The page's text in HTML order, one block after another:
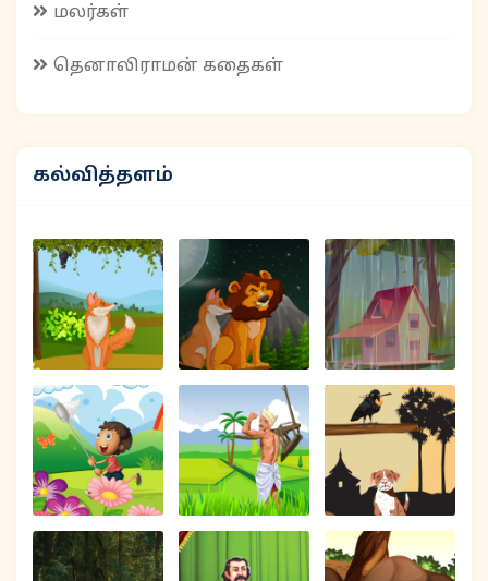
மலர்கள்
தெனாலிராமன் கதைகள்
கல்வித்தளம்